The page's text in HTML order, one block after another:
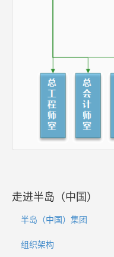
走进半岛（中国）
半岛（中国）集团
组织架构